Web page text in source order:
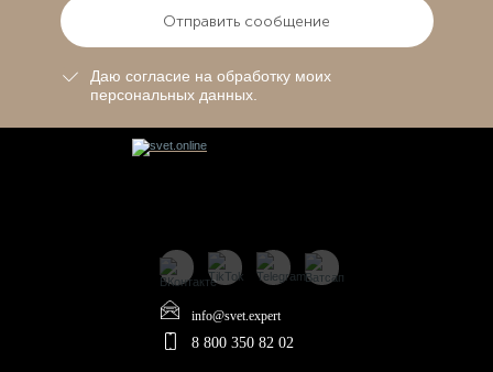
Отправить сообщение
Даю согласие на обработку моих
персональных данных.
info@svet.expert
8 800 350 82 02